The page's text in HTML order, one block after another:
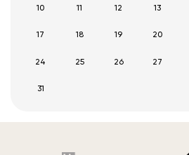
10 11 12 13
17 18 19 20
24 25 26 27
31